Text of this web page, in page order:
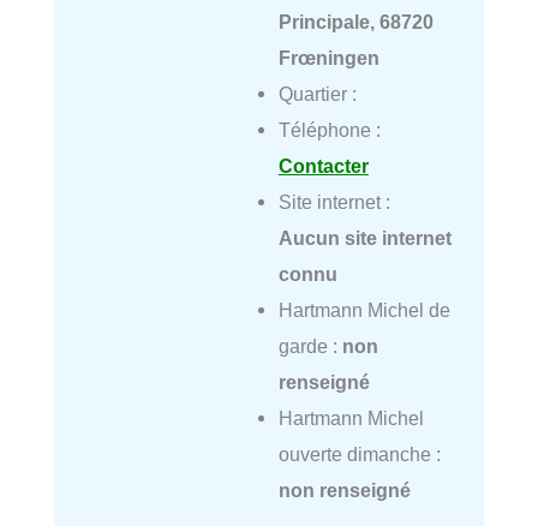
Principale, 68720
Frœningen
Quartier :
Téléphone :
Contacter
Site internet :
Aucun site internet
connu
Hartmann Michel de
garde : non
renseigné
Hartmann Michel
ouverte dimanche :
non renseigné